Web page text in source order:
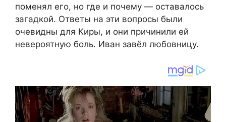
поменял его, но где и почему — оставалось
загадкой. Ответы на эти вопросы были
очевидны для Киры, и они причинили ей
невероятную боль. Иван завёл любовницу.